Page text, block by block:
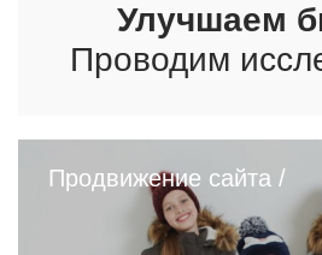
Улучшаем
Проводим
Продвижение сайта /